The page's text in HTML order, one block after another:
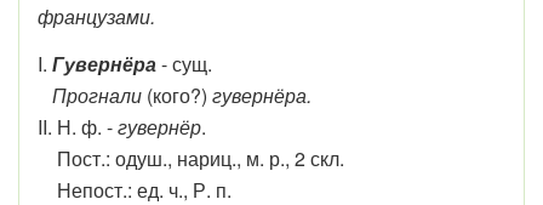
французами.
I. Гувернёра- сущ.
Прогнали (кого?) гувернёра.
II. Н. ф. -гувернёр.
Пост.: одуш., нариц., м. р., 2 скл.
Непост.: ед. ч., Р. п.